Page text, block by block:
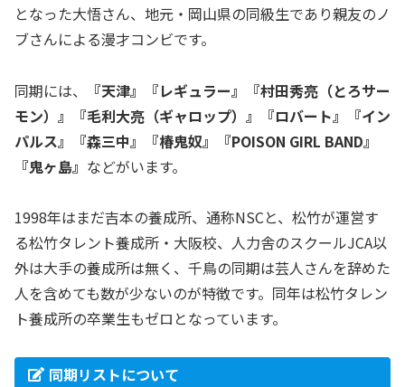
となった大悟さん、地元・岡山県の同級生であり親友のノ
ブさんによる漫才コンビです。
同期には、
『天津』『レギュラー』『村田秀亮（とろサー
モン）』『毛利大亮（ギャロップ）』『ロバート』『イン
パルス』『森三中』『椿鬼奴』『POISON GIRL BAND』
『鬼ヶ島』 などがいます。
1998年はまだ吉本の養成所、通称NSCと、松竹が運営す
る松竹タレント養成所・大阪校、人力舎のスクールJCA以
外は大手の養成所は無く、千鳥の同期は芸人さんを辞めた
人を含めても数が少ないのが特徴です。同年は松竹タレン
ト養成所の卒業生もゼロとなっています。
同期リストについて